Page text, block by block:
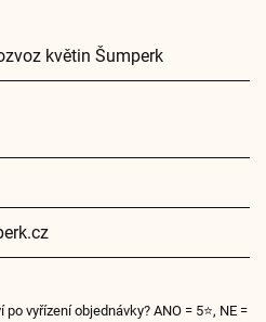
květin Šumperk
vyřízení objednávky? ANO = 5⭐, NE =